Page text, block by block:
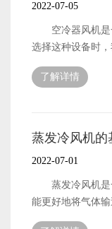
2022-07-05
空冷器风机是
选择这种设备时
的地方，需要空
求很高，一些工
不仅会影响工人
态。 空冷器风
相对较高。在这
机，或同时安装
达到更好的通风
了解详情
蒸发冷风机的
2022-07-01
蒸发冷风机是
能更好地将气体
泛应用于许多领